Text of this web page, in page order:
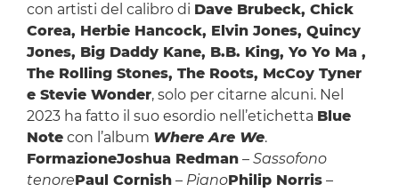
con artisti del calibro di Dave Brubeck, Chick
Corea, Herbie Hancock, Elvin Jones, Quincy
Jones, Big Daddy Kane, B.B. King, Yo Yo Ma ,
The Rolling Stones, The Roots, McCoy Tyner
e Stevie Wonder, solo per citarne alcuni. Nel
2023 ha fatto il suo esordio nell’etichetta Blue
Notecon l’album Where Are We.
FormazioneJoshua Redman– Sassofono
tenorePaul Cornish– PianoPhilip Norris–